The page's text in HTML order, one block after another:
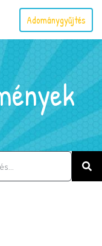
Adománygyűjtés